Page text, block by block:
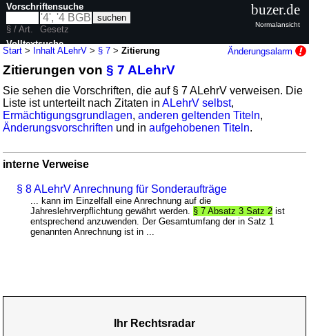
Start > Inhalt ALehrV > § 7 >Zitierung Änderungsalarm
Zitierungen von§ 7 ALehrV
Sie sehen die Vorschriften, die auf § 7 ALehrV verweisen. Die
Liste ist unterteilt nach Zitaten inALehrV selbst,
Ermächtigungsgrundlagen,anderen geltenden Titeln,
Änderungsvorschriften und inaufgehobenen Titeln.
interne Verweise
§ 8 ALehrV Anrechnung für Sonderaufträge
... kann im Einzelfall eine Anrechnung auf die
Jahreslehrverpflichtung gewährt werden. § 7 Absatz 3 Satz 2 ist
entsprechend anzuwenden. Der Gesamtumfang der in Satz 1
genannten Anrechnung ist in ...
Vorschriftensuche
§ / Art.
Gesetz
Volltextsuche
nur in ALehrV
buzer.de
Normalansicht
Ihr Rechtsradar